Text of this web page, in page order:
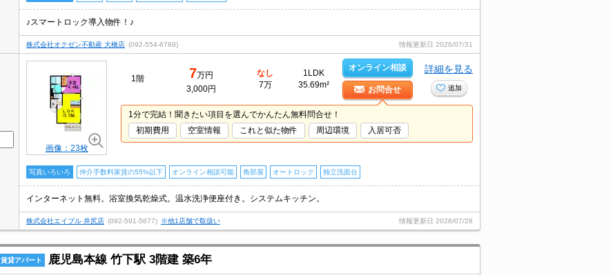
♪スマートロック導入物件！♪
株式会社オクゼン不動産 大橋店 (092-554-6789) 情報更新日 2026/07/31
画像：23枚
1階 7万円
3,000円
なし
7万
1LDK
35.69m²
オンライン相談
お問合せ
詳細を見る
追加
1分で完結！聞きたい項目を選んでかんたん無料問合せ！
初期費用
空室情報 これと似た物件 周辺環境 入居可否
写真いろいろ 仲介手数料家賃の55%以下 オンライン相談可能 角部屋 オートロック 独立洗面台
インターネット無料。浴室換気乾燥式。温水洗浄便座付き。システムキッチン。
株式会社エイブル 井尻店 (092-591-5677) ※他1店舗で取扱い 情報更新日 2026/07/26
賃貸アパート 鹿児島本線 竹下駅 3階建 築6年